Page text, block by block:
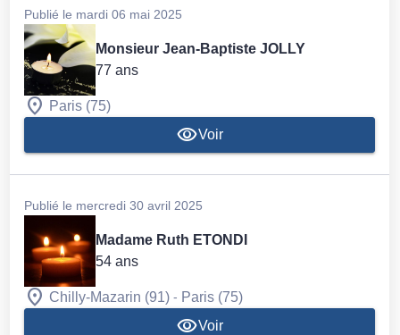
Publié le mardi 06 mai 2025
Monsieur Jean-Baptiste JOLLY
77 ans
Paris (75)
Voir
Publié le mercredi 30 avril 2025
Madame Ruth ETONDI
54 ans
Chilly-Mazarin (91) - Paris (75)
Voir